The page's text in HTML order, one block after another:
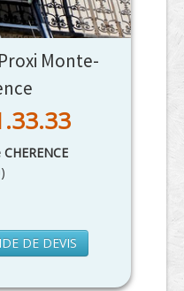
Monte-
)
DE DEVIS